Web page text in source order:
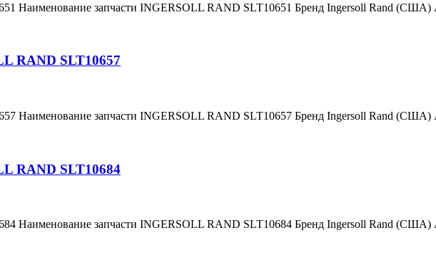
Наименование запчасти INGERSOLL RAND SLT10651 Бренд Ingersoll Rand (США)
RAND SLT10657
Наименование запчасти INGERSOLL RAND SLT10657 Бренд Ingersoll Rand (США)
RAND SLT10684
Наименование запчасти INGERSOLL RAND SLT10684 Бренд Ingersoll Rand (США)